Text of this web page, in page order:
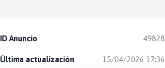
ID Anuncio 49828
Última actualización 15/04/2026 17:36